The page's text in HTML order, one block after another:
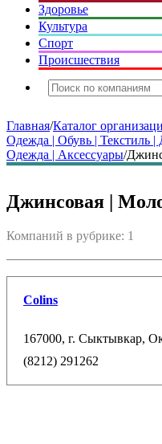
Здоровье
Культура
Спорт
Происшествия
Главная/Каталог
Одежда | Обувь | Текстиль |
Одежда | Аксессуары/
Джинсовая |
Компаний в рубрике: 1
Colins
167000, г. Сыктывкар,
(8212) 291262